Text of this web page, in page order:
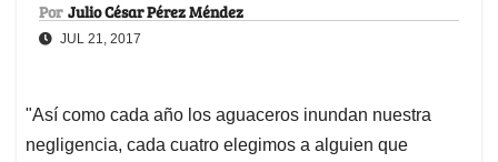
Por Julio César Pérez Méndez
JUL 21, 2017
"Así como cada año los aguaceros inundan nuestra
negligencia, cada cuatro elegimos a alguien que